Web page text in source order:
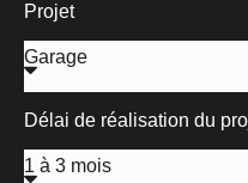
Projet
Délai de réalisation du